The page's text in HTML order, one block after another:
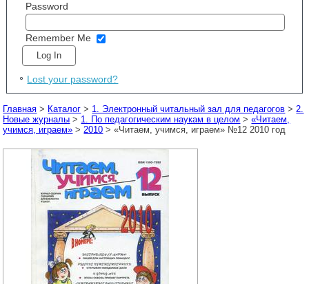
Password
Remember Me
Lost your password?
Главная > Каталог > 1. Электронный читальный зал для педагогов > 2.
Новые журналы > 1. По педагогическим наукам в целом >«Читаем,
учимся, играем» > 2010 > «Читаем, учимся, играем» №12 2010 год